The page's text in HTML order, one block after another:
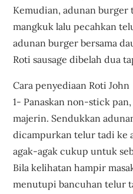
Kemudian, adunan burger
mangkuk lalu pecahkan
adunan burger bersama
Roti sausage dibelah dua
Cara penyediaan Roti John
1- Panaskan non-stick
majerin. Sendukkan
dicampurkan telur tadi ke
agak-agak cukup untuk
Bila kelihatan hampir
menutupi bancuhan telur